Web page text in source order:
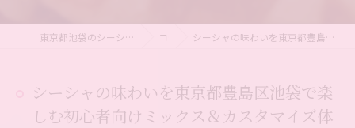
東京都池袋のシーシャならシーシャカフェ&バー Ranunculus コラム シーシャの味わいを東京都豊島区池袋で楽しむ初心者向けミックス＆カスタマイズ体験ガイド
シーシャの味わいを東京都豊島区池袋で楽
しむ初心者向けミックス＆カスタマイズ体